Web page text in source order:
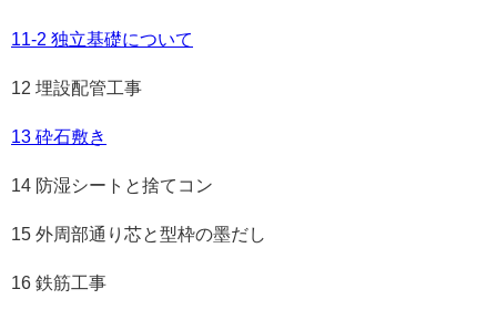
11-2 独立基礎について
12 埋設配管工事
13 砕石敷き
14 防湿シートと捨てコン
15 外周部通り芯と型枠の墨だし
16 鉄筋工事